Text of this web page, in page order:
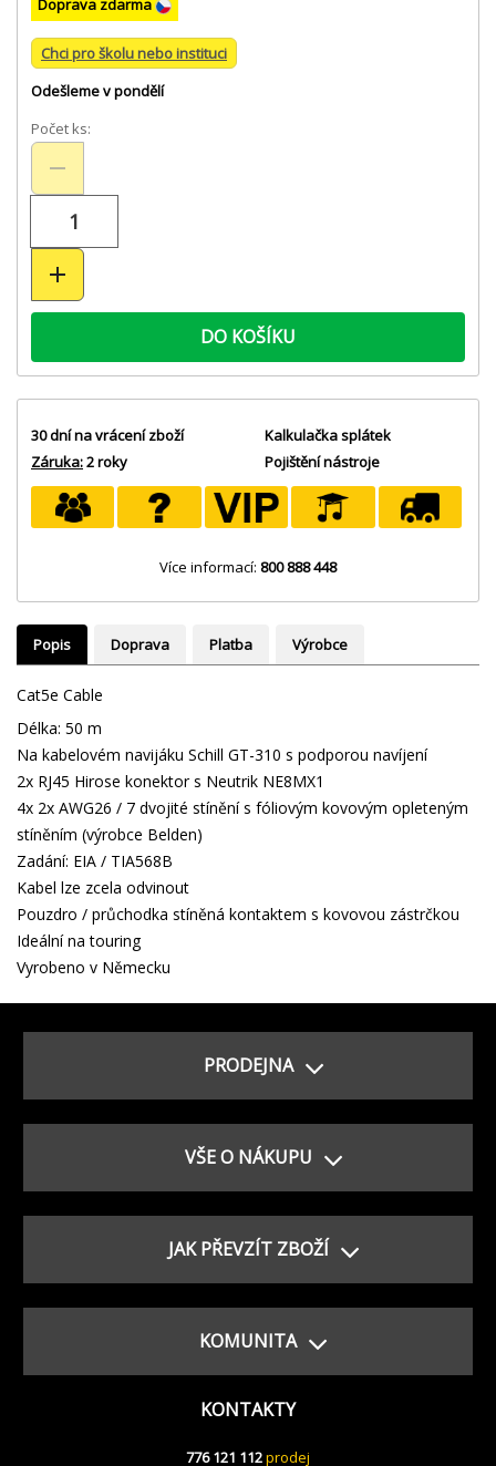
Chci pro školu nebo instituci
Odešleme v pondělí
Počet ks:
DO KOŠÍKU
30 dní na vrácení zboží
Záruka:2 roky
Kalkulačka splátek
Pojištění nástroje
Více informací: 800 888 448
Popis Doprava Platba Výrobce
Cat5e Cable
Délka: 50 m
Na kabelovém navijáku Schill GT-310 s podporou navíjení
2x RJ45 Hirose konektor s Neutrik NE8MX1
4x 2x AWG26 / 7 dvojité stínění s fóliovým kovovým opleteným
stíněním (výrobce Belden)
Zadání: EIA / TIA568B
Kabel lze zcela odvinout
Pouzdro / průchodka stíněná kontaktem s kovovou zástrčkou
Ideální na touring
Vyrobeno v Německu
PRODEJNA
VŠE O NÁKUPU
JAK PŘEVZÍT ZBOŽÍ
KOMUNITA
KONTAKTY
776 121 112prodej